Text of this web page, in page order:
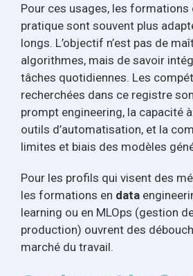
Pour ces usages, les
pratique sont souvent plus
longs. L’objectif n’est pas de
algorithmes, mais de savoir
tâches quotidiennes. Les
recherchées dans ce registre
prompt engineering, la capacité
outils d’automatisation, et la
limites et biais des modèles
Pour les profils qui visent des
les formations en data
learning ou en MLOps (gestion
production) ouvrent des
marché du travail.